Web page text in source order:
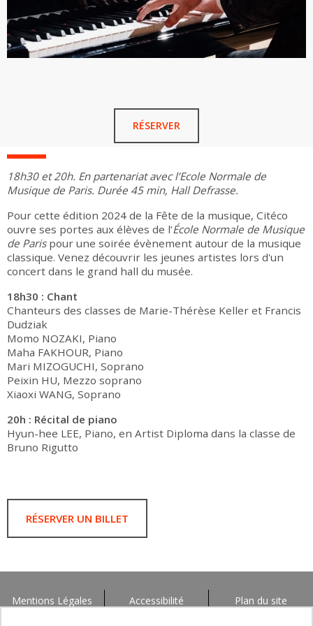
RÉSERVER
18h30 et 20h. En partenariat avec l’Ecole Normale de
Musique de Paris. Durée 45 min, Hall Defrasse.
Pour cette édition 2024 de la Fête de la musique, Citéco
ouvre ses portes aux élèves de l’École Normale de Musique
de Paris pour une soirée évènement autour de la musique
classique. Venez découvrir les jeunes artistes lors d'un
concert dans le grand hall du musée.
18h30 : Chant
Chanteurs des classes de Marie-Thérèse Keller et Francis
Dudziak
Momo NOZAKI, Piano
Maha FAKHOUR, Piano
Mari MIZOGUCHI, Soprano
Peixin HU, Mezzo soprano
Xiaoxi WANG, Soprano
20h : Récital de piano
Hyun-hee LEE, Piano, en Artist Diploma dans la classe de
Bruno Rigutto
RÉSERVER UN BILLET
Mentions Légales Accessibilité Plan du site